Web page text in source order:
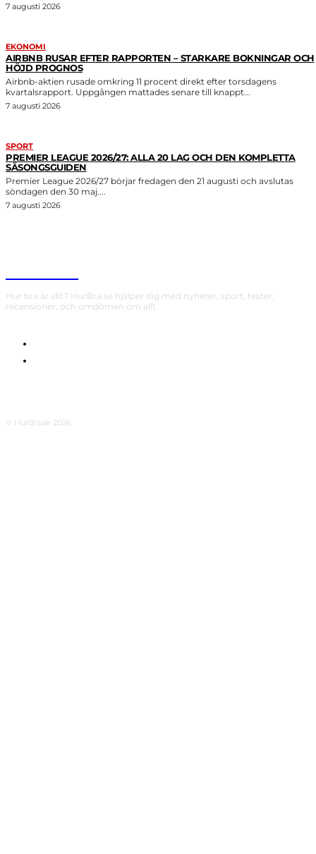
7 augusti 2026
EKONOMI
AIRBNB RUSAR EFTER RAPPORTEN – STARKARE BOKNINGAR OCH
HÖJD PROGNOS
Airbnb-aktien rusade omkring 11 procent direkt efter torsdagens
kvartalsrapport. Uppgången mattades senare till knappt...
7 augusti 2026
SPORT
PREMIER LEAGUE 2026/27: ALLA 20 LAG OCH DEN KOMPLETTA
SÄSONGSGUIDEN
Premier League 2026/27 börjar fredagen den 21 augusti och avslutas
söndagen den 30 maj....
7 augusti 2026
Hur bra är allt? HurBra.se hjälper dig med nyheter, sport, tester,
recensioner, och omdömen om allt.
© HurBra.se 2026